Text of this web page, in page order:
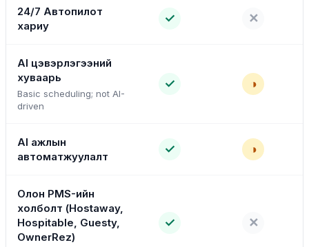
24/7 Автопилот
хариу
✓ ✕
AI цэвэрлэгээний
хуваарь
Basic scheduling; not AI-
driven
✓ ◑
AI ажлын
автоматжуулалт
✓ ◑
Олон PMS-ийн
холболт (Hostaway,
Hospitable, Guesty,
OwnerRez)
✓ ✕